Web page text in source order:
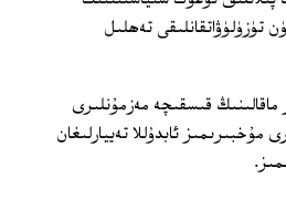
تۈزۈلۈۋاتقانلىقى تەھلىل
قىسقىچە مەزمۇنلىرى
مۇخبىرىمىز ئابدۇللا تەييارلىغان